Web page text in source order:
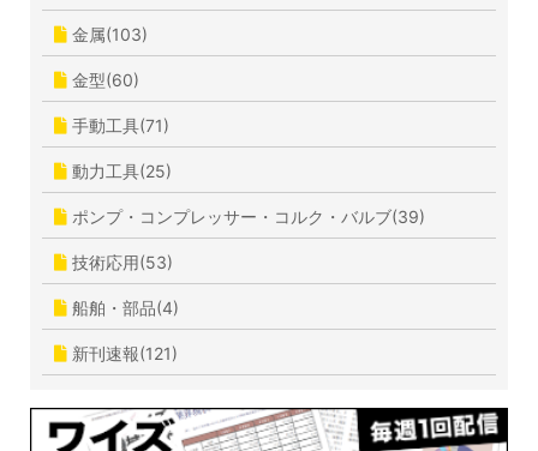
金属(103)
金型(60)
手動工具(71)
動力工具(25)
ポンプ・コンプレッサー・コルク・バルブ(39)
技術応用(53)
船舶・部品(4)
新刊速報(121)